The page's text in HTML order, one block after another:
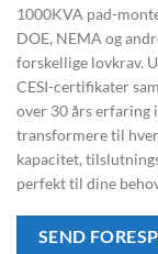
1000KVA pad-
DOE, NEMA og
forskellige lovkrav.
CESI-certifikater
over 30 års erfaring
transformere til
kapacitet,
perfekt til dine
SEND